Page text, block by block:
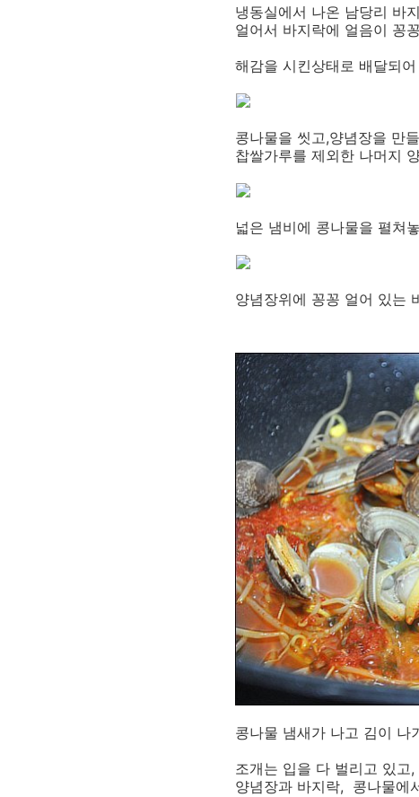
냉동실에서 나온 남당리 바
얼어서 바지락에 얼음이 꽁
해감을 시킨상태로 배달되
콩나물을 씻고,양념장을 만
찹쌀가루를 제외한 나머지
넓은 냄비에 콩나물을 펼쳐
양념장위에 꽁꽁 얼어 있는
콩나물 냄새가 나고 김이 나
조개는 입을 다 벌리고 있고
양념장과 바지락, 콩나물에